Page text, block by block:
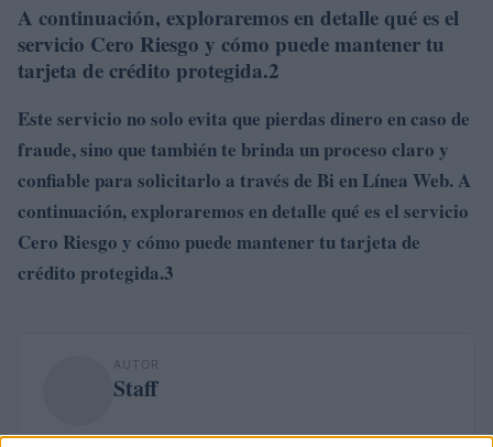
A continuación, exploraremos en detalle qué es el
servicio Cero Riesgo y cómo puede mantener tu
tarjeta de crédito protegida.2
Este servicio no solo evita que pierdas dinero en caso de
fraude, sino que también te brinda un proceso claro y
confiable para solicitarlo a través de Bi en Línea Web. A
continuación, exploraremos en detalle qué es el servicio
Cero Riesgo y cómo puede mantener tu tarjeta de
crédito protegida.3
AUTOR
Staff